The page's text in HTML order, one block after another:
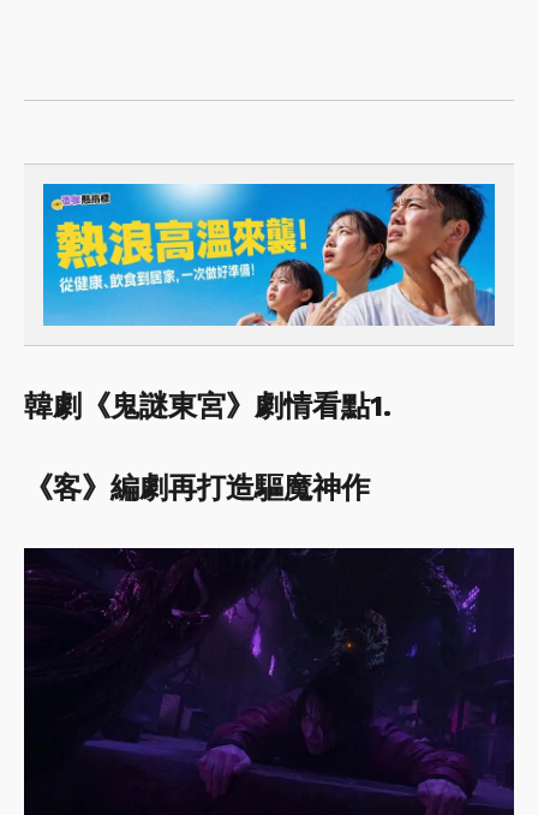
韓劇《鬼謎東宮》劇情看點1.
《客》編劇再打造驅魔神作